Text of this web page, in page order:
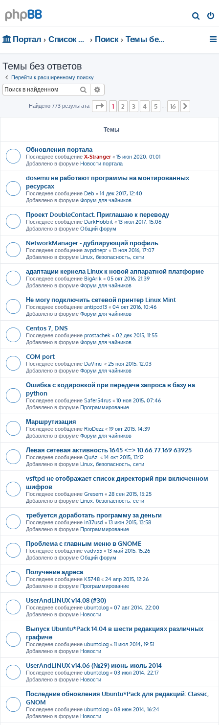
о
Портал Список форумов Поиск Темы без ответов
Темы без ответов
Перейти к расширенному поиску
Поиск
Найдено 773 результата Страница из 16
1 2 3 4 5 16
Темы
Обновления портала
Последнее сообщение X-Stranger« 15 июн 2020, 01:01
Добавлено в форуме Новости портала
dosemu не работают программы на монтированных
ресурсах
Последнее сообщение Deb « 14 дек 2017, 12:40
Добавлено в форуме Форум для чайников
Проект DoubleContact. Приглашаю к переводу
Последнее сообщение DarkHobbit « 13 июл 2017, 15:06
Добавлено в форуме Общий форум
NetworkManager - дублирующий профиль
Последнее сообщение avpdnepr « 13 ноя 2016, 17:07
Добавлено в форуме Linux, безопасность, сети
адаптации кернела Linux к новой аппаратной платформе
Последнее сообщение BigArik « 05 окт 2016, 21:39
Добавлено в форуме Форум для чайников
Не могу подключить сетевой принтер Linux Mint
Последнее сообщение antipod13 « 04 окт 2016, 10:46
Добавлено в форуме Форум для чайников
Centos 7, DNS
Последнее сообщение prostachek « 02 дек 2015, 11:55
Добавлено в форуме Форум для чайников
COM port
Последнее сообщение DaVinci « 25 ноя 2015, 12:03
Добавлено в форуме Форум для чайников
Ошибка с кодировкой при передаче запроса в базу на
python
Последнее сообщение Safer54rus « 10 ноя 2015, 07:46
Добавлено в форуме Программирование
Маршрутизация
Последнее сообщение RioDezz « 19 окт 2015, 14:39
Добавлено в форуме Форум для чайников
Левая сетевая активность 1645 <=> 10.66.77.169 63925
Последнее сообщение QuAzI « 14 окт 2015, 13:12
Добавлено в форуме Linux, безопасность, сети
vsftpd не отображает список директорий при включенном
шифров
Последнее сообщение Gresem « 28 сен 2015, 15:25
Добавлено в форуме Linux, безопасность, сети
требуется доработать программу за деньги
Последнее сообщение in37usd « 13 июн 2015, 13:58
Добавлено в форуме Программирование
Проблема с главным меню в GNOME
Последнее сообщение vadv55 « 13 май 2015, 15:26
Добавлено в форуме Общий форум
Получение адреса
Последнее сообщение K5748 « 24 апр 2015, 12:26
Добавлено в форуме Программирование
UserAndLINUX v14.08 (#30)
Последнее сообщение ubuntolog « 07 авг 2014, 22:00
Добавлено в форуме Новости
Выпуск Ubuntu*Pack 14.04 в шести редакциях различных
графиче
Последнее сообщение ubuntolog « 11 июл 2014, 19:51
Добавлено в форуме Новости
UserAndLINUX v14.06 (№29) июнь-июль 2014
Последнее сообщение ubuntolog « 03 июл 2014, 22:17
Добавлено в форуме Новости
Последние обновления Ubuntu*Pack для редакций: Classic,
GNOM
Последнее сообщение ubuntolog « 08 июн 2014, 16:24
Добавлено в форуме Новости